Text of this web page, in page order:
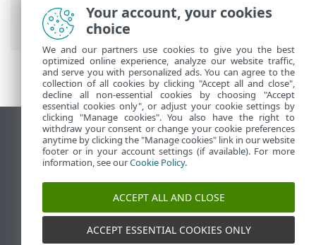
ESET Online súgó>ESET Endpoint
Security for Android
Bevezetés
Asztali webhely megtekintése
End of Life
Az ESET tudásbázisa
ESET Fórum
ESET Status Portal
Regionális támogatás
Your account, your cookies
choice
We and our partners use cookies to give you the best
optimized online experience, analyze our website traffic,
and serve you with personalized ads. You can agree to the
collection of all cookies by clicking "Accept all and close",
decline all non-essential cookies by choosing "Accept
essential cookies only", or adjust your cookie settings by
clicking "Manage cookies". You also have the right to
withdraw your consent or change your cookie preferences
anytime by clicking the "Manage cookies" link in our website
footer or in your account settings (if available). For more
information, see ourCookie Policy.
ACCEPT ALL AND CLOSE
ACCEPT ESSENTIAL COOKIES ONLY